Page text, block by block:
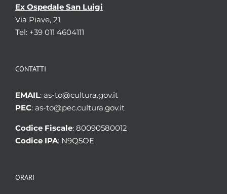
Ex Ospedale San Luigi
Via Piave, 21
Tel: +39 011 4604111
CONTATTI
EMAIL: as-to@cultura.gov.it
PEC: as-to@pec.cultura.gov.it
Codice Fiscale: 80090580012
Codice IPA: N9Q5OE
ORARI